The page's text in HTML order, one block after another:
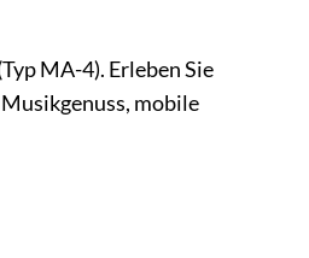
MA-4). Erleben Sie
mobile